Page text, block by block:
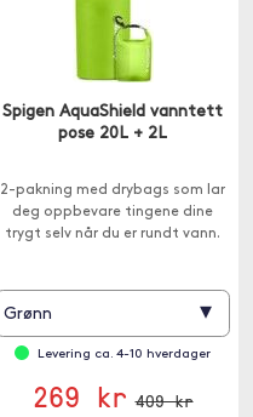
Spigen AquaShield vanntett
pose 20L + 2L
2-pakning med drybags som lar
deg oppbevare tingene dine
trygt selv når du er rundt vann.
Grønn ▾
Levering ca. 4-10 hverdager
269 kr 409 kr